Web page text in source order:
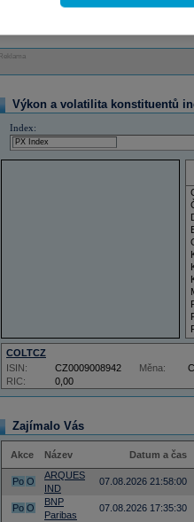
Reklama
Výkon a volatilita konstituentů
Index:
COLTCZ
RIC: 0,00
ISIN: CZ0009008942 Měna:
Zajímalo Vás
Akce Název Datum a čas
Po O
ARQUES
IND
07.08.2026 21:58:00
Po O
BNP
Paribas
07.08.2026 17:35:30